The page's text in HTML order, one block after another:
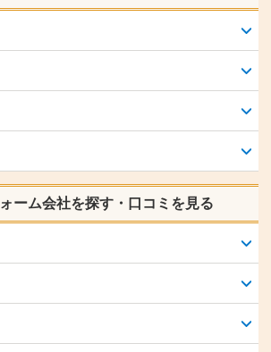
ーム会社を探す・口コミを見る